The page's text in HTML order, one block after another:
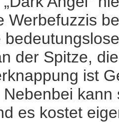
Werbefuzzis
der Spitze,
ist
es kostet